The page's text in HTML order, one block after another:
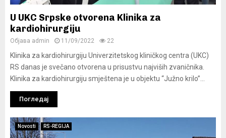
U UKC Srpske otvorena Klinika za
kardiohirurgiju
Објава admin 11/09/2022 22
Klinika za kardiohirurgiju Univerzitetskog kliničkog centra (UKC)
RS danas je svečano otvorena u prisustvu najviših zvaničnika.
Klinika za kardiohirurgiju smještena je u objektu “Južno krilo”...
Погледај
Novosti RS-REGIJA